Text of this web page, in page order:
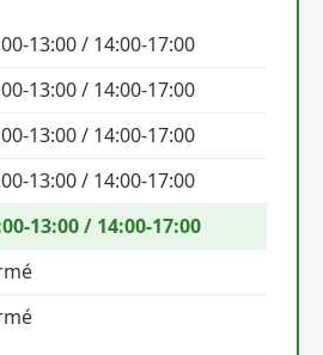
13:00 / 14:00-17:00
13:00 / 14:00-17:00
13:00 / 14:00-17:00
13:00 / 14:00-17:00
13:00 / 14:00-17:00